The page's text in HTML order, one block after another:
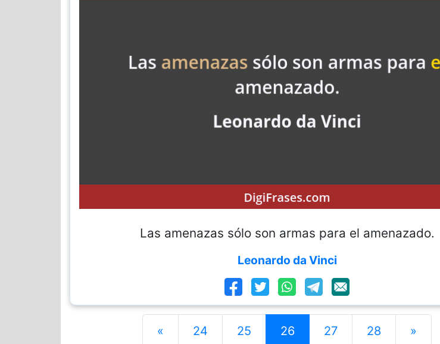
Las amenazas sólo son armas para el amenazado.
Leonardo da Vinci
« 24 25 26 27 28 »